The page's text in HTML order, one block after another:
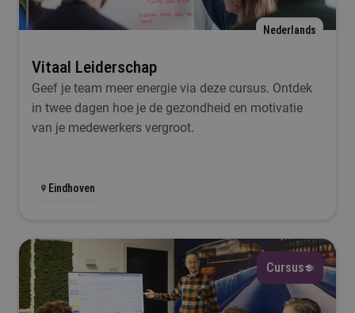
Nederlands
Vitaal Leiderschap
Geef je team meer energie via deze cursus. Ontdek
in twee dagen hoe je de gezondheid en motivatie
van je medewerkers vergroot.
Eindhoven
Cursus